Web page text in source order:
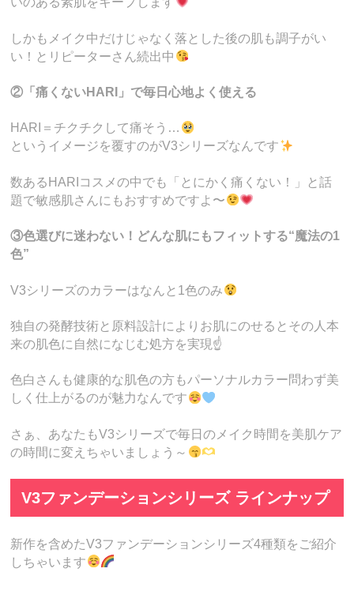
しかもメイク中だけじゃなく落とした後の肌も調子がい
い！とリピーターさん続出中
②「痛くないHARI」で毎日心地よく使える
HARI＝チクチクして痛そう…
というイメージを覆すのがV3シリーズなんです
数あるHARIコスメの中でも「とにかく痛くない！」と話
題で敏感肌さんにもおすすめですよ〜
③色選びに迷わない！どんな肌にもフィットする“魔法の1
色”
V3シリーズのカラーはなんと1色のみ
独自の発酵技術と原料設計によりお肌にのせるとその人本
来の肌色に自然になじむ処方を実現☝️
色白さんも健康的な肌色の方もパーソナルカラー問わず美
しく仕上がるのが魅力なんです
さぁ、あなたもV3シリーズで毎日のメイク時間を美肌ケア
の時間に変えちゃいましょう～
V3ファンデーションシリーズ ラインナップ
新作を含めたV3ファンデーションシリーズ4種類をご紹介
しちゃいます